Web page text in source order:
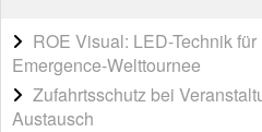
ROE Visual: LED-Technik
Emergence-Welttournee
Zufahrtsschutz bei
Austausch